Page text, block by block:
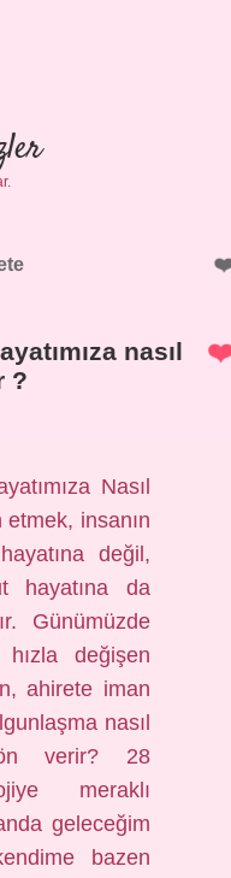
nasıl
?
Nasıl
insanın
değil,
hayatına da
Günümüzde
değişen
ahirete iman
nasıl
verir? 28
meraklı
geleceğim
bazen